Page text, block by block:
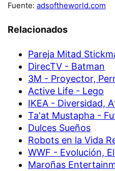
Fuente: adsoftheworld.com
Relacionados
Pareja Mitad
DirecTV - Batman
3M - Proyector,
Active Life - Lego
IKEA - Diversidad,
Ta'at Mustapha -
Dulces Sueños
Robots en la Vida
WWF - Evolución,
Maroñas